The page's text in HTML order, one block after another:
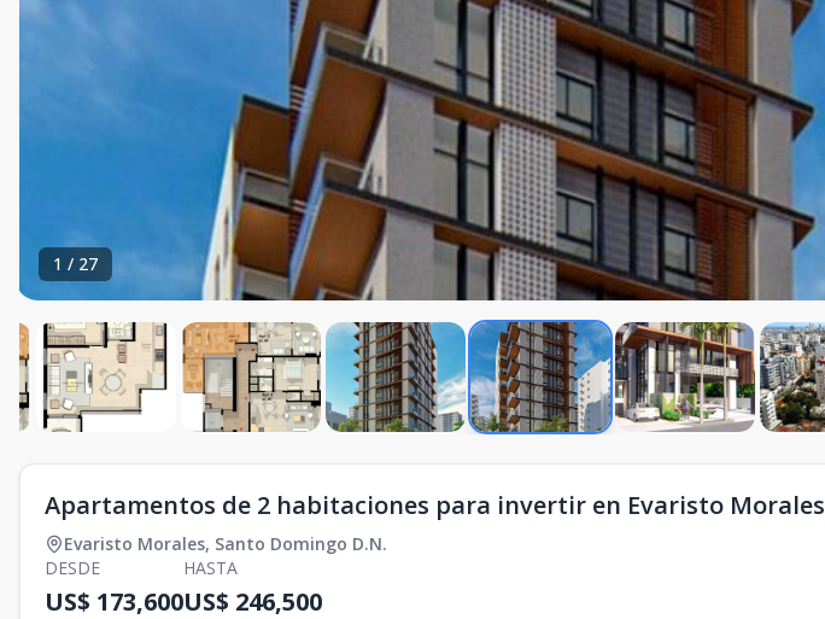
1 / 27
Apartamentos de 2 habitaciones para invertir en Evaristo Morales
Evaristo Morales, Santo Domingo D.N.
DESDE
US$ 173,600
HASTA
US$ 246,500